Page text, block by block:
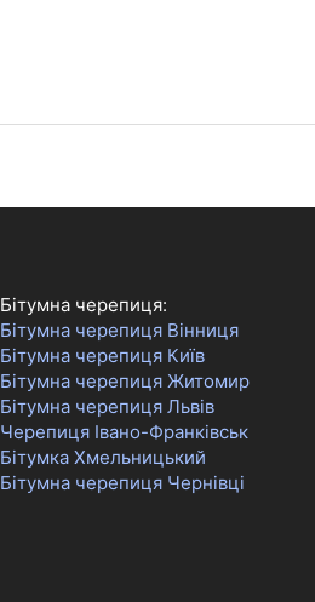
Бітумна черепиця:
Бітумна черепиця Вінниця
Бітумна черепиця Київ
Бітумна черепиця Житомир
Бітумна черепиця Львів
Черепиця Івано-Франківськ
Бітумка Хмельницький
Бітумна черепиця Чернівці